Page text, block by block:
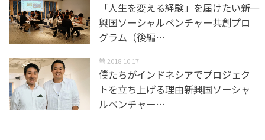
「人生を変える経験」を届けたい――新
興国ソーシャルベンチャー共創プロ
グラム（後編…
2018.10.17
僕たちがインドネシアでプロジェク
トを立ち上げる理由――新興国ソーシャ
ルベンチャー…